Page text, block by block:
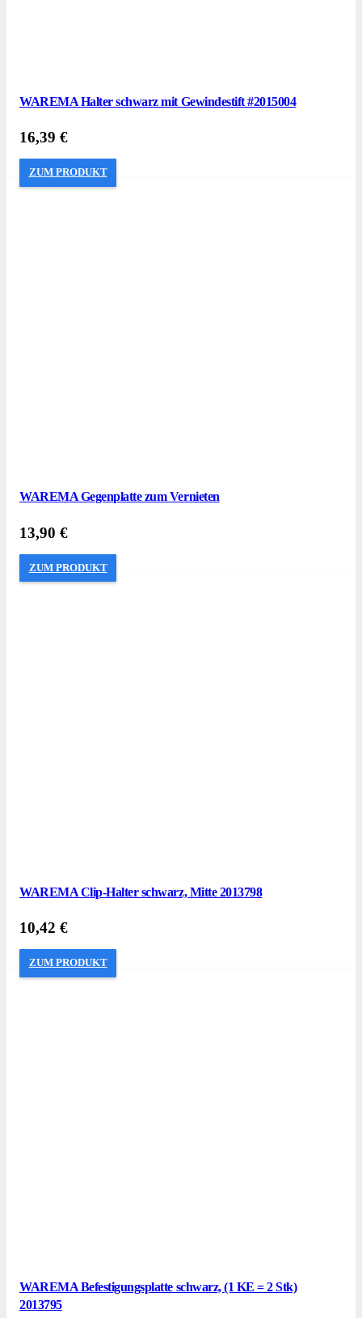
WAREMA Halter schwarz mit Gewindestift #2015004
16,39 €
ZUM PRODUKT
WAREMA Gegenplatte zum Vernieten
13,90 €
ZUM PRODUKT
WAREMA Clip-Halter schwarz, Mitte 2013798
10,42 €
ZUM PRODUKT
WAREMA Befestigungsplatte schwarz, (1 KE = 2 Stk)
2013795